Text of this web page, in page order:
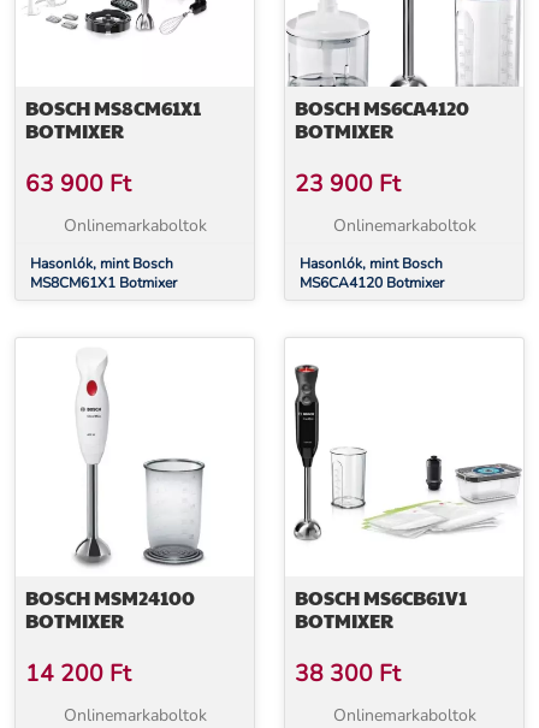
BOSCH MS8CM61X1
BOTMIXER
63 900 Ft
Onlinemarkaboltok
Hasonlók, mint Bosch
MS8CM61X1 Botmixer
BOSCH MS6CA4120
BOTMIXER
23 900 Ft
Onlinemarkaboltok
Hasonlók, mint Bosch
MS6CA4120 Botmixer
BOSCH MSM24100
BOTMIXER
14 200 Ft
Onlinemarkaboltok
BOSCH MS6CB61V1
BOTMIXER
38 300 Ft
Onlinemarkaboltok